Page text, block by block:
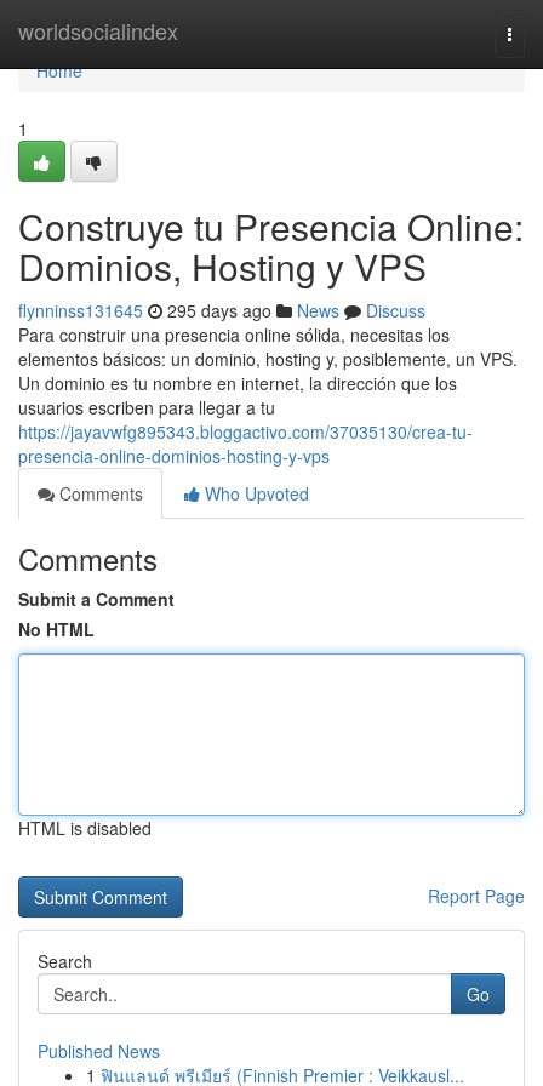
worldsocialindex
Home
Home
1
Construye tu Presencia Online:
Dominios, Hosting y VPS
flynninss131645 295 days ago News
Discuss
Para construir una presencia online sólida, necesitas los
elementos básicos: un dominio, hosting y, posiblemente, un VPS.
Un dominio es tu nombre en internet, la dirección que los
usuarios escriben para llegar a tu
https://jayavwfg895343.bloggactivo.com/37035130/crea-tu-
presencia-online-dominios-hosting-y-vps
Comments
Who Upvoted
Comments
Submit a Comment
No HTML
HTML is disabled
Report Page
Search
Go
Published News
1 ฟินแลนด์ พรีเมียร์ (Finnish Premier : Veikkausl...